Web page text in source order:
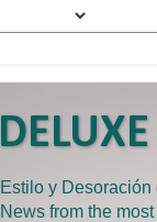
Estilo y
News from the